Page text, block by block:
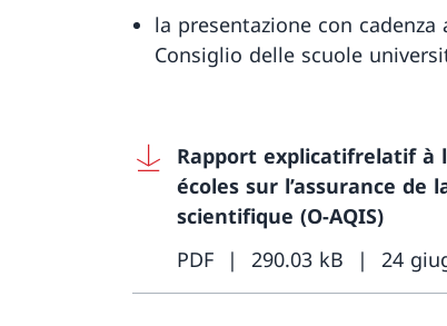
la presentazione con
Consiglio delle scuole
Rapport explicatifrelatif à
écoles sur l’assurance
scientifique (O-AQIS)
PDF
290.03 kB 24